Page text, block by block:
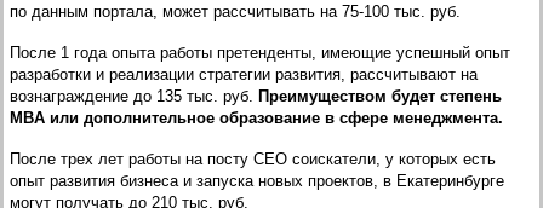
по данным портала, может рассчитывать на 75-100 тыс. руб.
После 1 года опыта работы претенденты, имеющие успешный опыт
разработки и реализации стратегии развития, рассчитывают на
вознаграждение до 135 тыс. руб. Преимуществом будет степень
MBA или дополнительное образование в сфере менеджмента.
После трех лет работы на посту CEO соискатели, у которых есть
опыт развития бизнеса и запуска новых проектов, в Екатеринбурге
могут получать до 210 тыс. руб.